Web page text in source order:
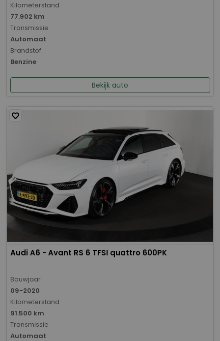
Kilometerstand
77.902 km
Transmissie
Automaat
Brandstof
Benzine
Bekijk auto
Audi A6 - Avant RS 6 TFSI quattro 600PK
Bouwjaar
09-2020
Kilometerstand
91.500 km
Transmissie
Automaat